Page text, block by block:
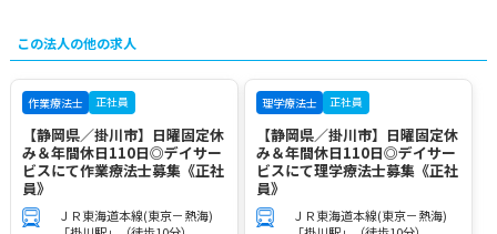
この法人の他の求人
作業療法士 正社員
【静岡県／掛川市】日曜固定休
み＆年間休日110日◎デイサー
ビスにて作業療法士募集《正社
員》
ＪＲ東海道本線(東京－熱海)
理学療法士 正社員
【静岡県／掛川市】日曜固定休
み＆年間休日110日◎デイサー
ビスにて理学療法士募集《正社
員》
ＪＲ東海道本線(東京－熱海)